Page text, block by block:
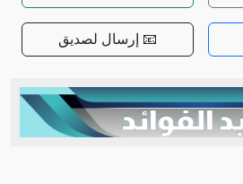
📧 إرسال لصديق